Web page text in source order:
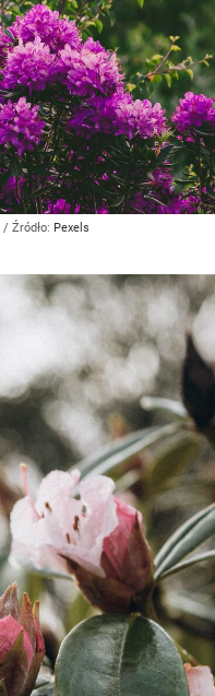
/ Źródło: Pexels